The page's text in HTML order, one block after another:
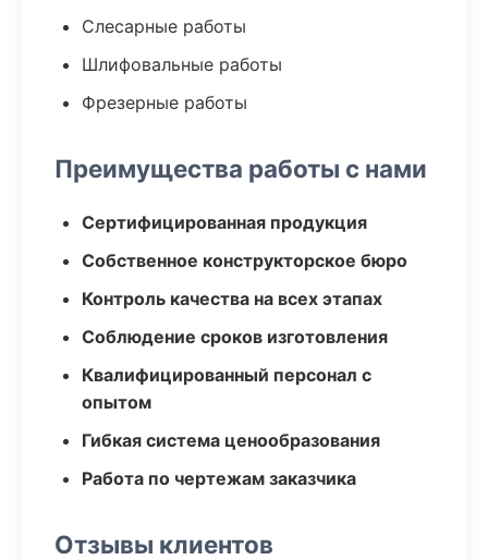
Слесарные работы
Шлифовальные работы
Фрезерные работы
Преимущества работы с нами
Сертифицированная продукция
Собственное конструкторское бюро
Контроль качества на всех этапах
Соблюдение сроков изготовления
Квалифицированный персонал с
опытом
Гибкая система ценообразования
Работа по чертежам заказчика
Отзывы клиентов